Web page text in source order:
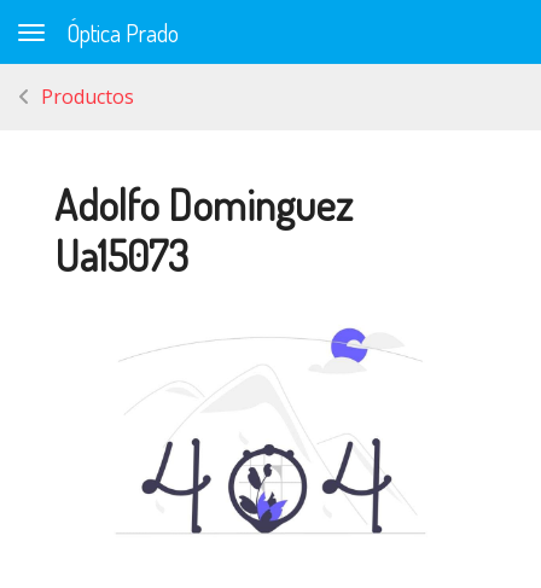
Toggle navigation
Óptica Prado
Productos
Adolfo Dominguez
Ua15073